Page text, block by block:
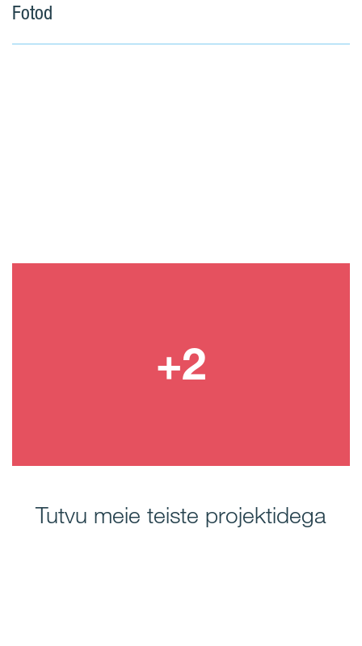
Fotod
Tutvu meie teiste projektidega